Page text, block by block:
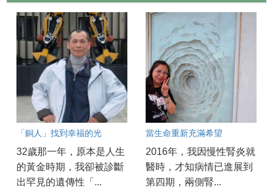
「銅人」找到幸福的光
32歲那一年，原本是人生
的黃金時期，我卻被診斷
出罕見的遺傳性「...
當生命重新充滿希望
2016年，我因慢性腎炎就
醫時，才知病情已進展到
第四期，兩側腎...